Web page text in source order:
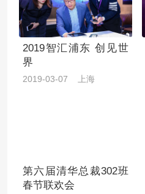
2019智汇浦东 创见世
界
2019-03-07 上海
第六届清华总裁302班
春节联欢会